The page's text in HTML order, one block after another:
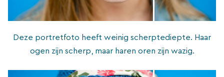
Deze portretfoto heeft weinig scherptediepte. Haar
ogen zijn scherp, maar haren oren zijn wazig.